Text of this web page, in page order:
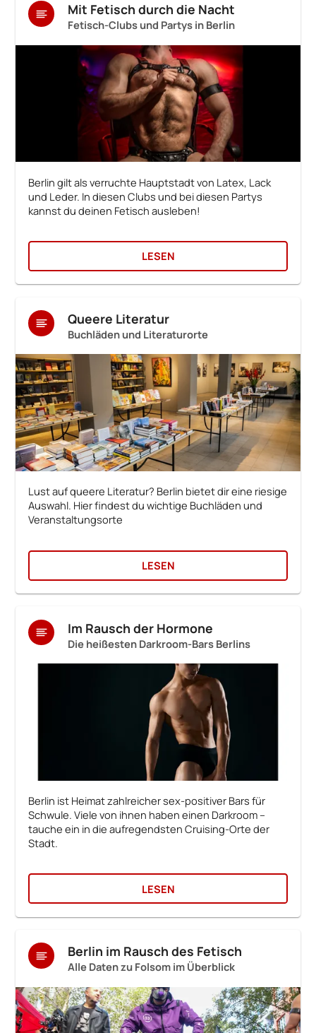
Mit Fetisch durch die Nacht
Fetisch-Clubs und Partys in Berlin
Berlin gilt als verruchte Hauptstadt von Latex, Lack
und Leder. In diesen Clubs und bei diesen Partys
kannst du deinen Fetisch ausleben!
LESEN
Queere Literatur
Buchläden und Literaturorte
Lust auf queere Literatur? Berlin bietet dir eine riesige
Auswahl. Hier findest du wichtige Buchläden und
Veranstaltungsorte
LESEN
Im Rausch der Hormone
Die heißesten Darkroom-Bars Berlins
Berlin ist Heimat zahlreicher sex-positiver Bars für
Schwule. Viele von ihnen haben einen Darkroom –
tauche ein in die aufregendsten Cruising-Orte der
Stadt.
LESEN
Berlin im Rausch des Fetisch
Alle Daten zu Folsom im Überblick